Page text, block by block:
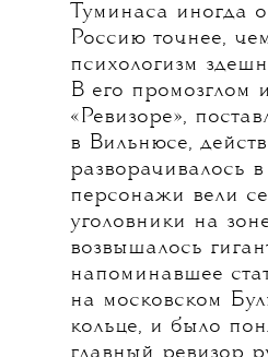
Туминаса иногда
Россию точнее,
психологизм
В его промозглом
«Ревизоре»,
в Вильнюсе,
разворачивалось
персонажи вели
уголовники на
возвышалось
напоминавшее
на московском
кольце, и было
главный ревизор